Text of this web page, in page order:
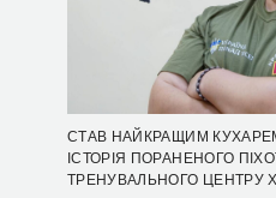
СТАВ НАЙКРАЩИМ
ІСТОРІЯ ПОРАНЕНОГО
ТРЕНУВАЛЬНОГО ЦЕНТРУ